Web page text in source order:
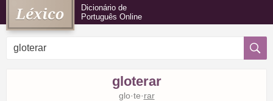
Dicionário de
Português Online
gloterar
glo·te·rar